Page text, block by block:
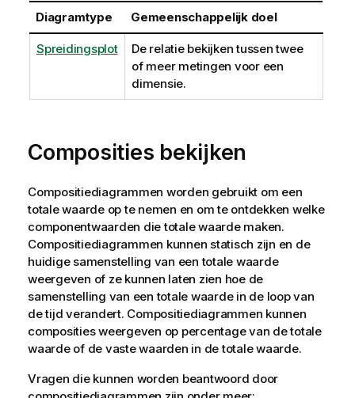
Diagramtype Gemeenschappelijk doel
Spreidingsplot
De relatie bekijken tussen twee
of meer metingen voor een
dimensie.
Composities bekijken
Compositiediagrammen worden gebruikt om een
totale waarde op te nemen en om te ontdekken welke
componentwaarden die totale waarde maken.
Compositiediagrammen kunnen statisch zijn en de
huidige samenstelling van een totale waarde
weergeven of ze kunnen laten zien hoe de
samenstelling van een totale waarde in de loop van
de tijd verandert. Compositiediagrammen kunnen
composities weergeven op percentage van de totale
waarde of de vaste waarden in de totale waarde.
Vragen die kunnen worden beantwoord door